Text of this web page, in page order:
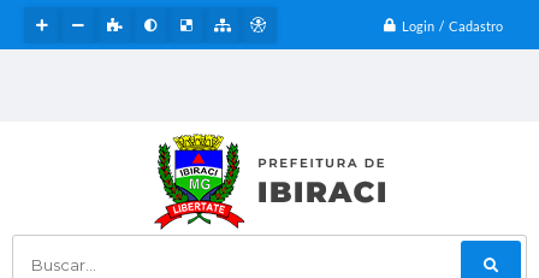
Login / Cadastro
Buscar...